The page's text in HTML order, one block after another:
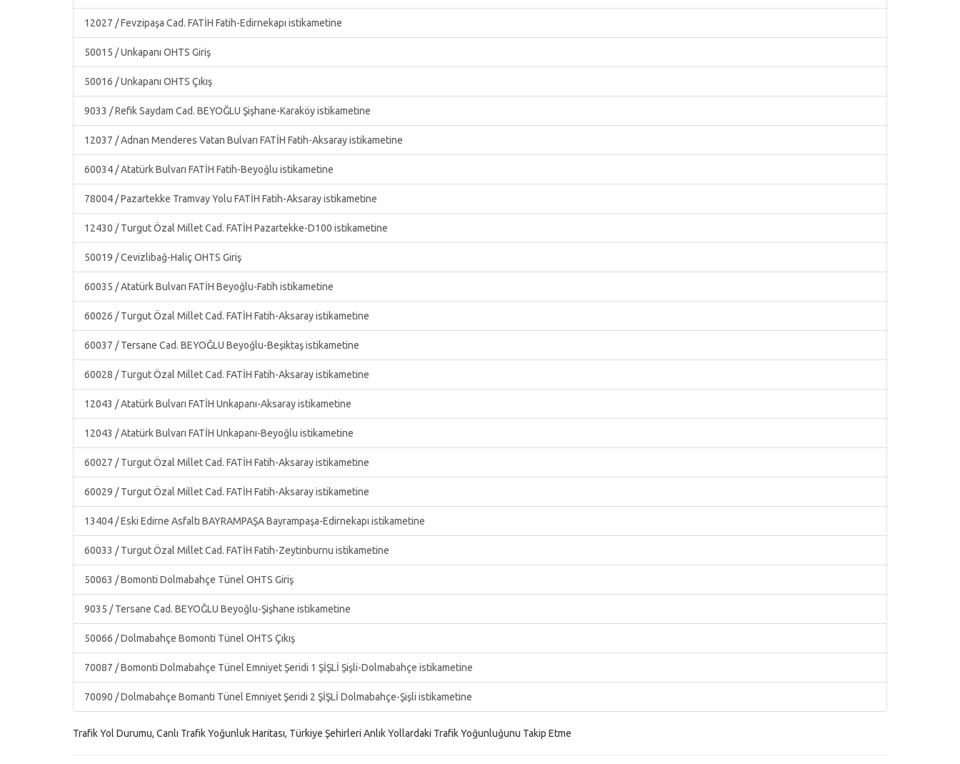
12027 / Fevzipaşa Cad. FATİH Fatih-Edirnekapı istikametine
50015 / Unkapanı OHTS Giriş
50016 / Unkapanı OHTS Çıkış
9033 / Refik Saydam Cad. BEYOĞLU Şişhane-Karaköy istikametine
12037 / Adnan Menderes Vatan Bulvarı FATİH Fatih-Aksaray istikametine
60034 / Atatürk Bulvarı FATİH Fatih-Beyoğlu istikametine
78004 / Pazartekke Tramvay Yolu FATİH Fatih-Aksaray istikametine
12430 / Turgut Özal Millet Cad. FATİH Pazartekke-D100 istikametine
50019 / Cevizlibağ-Haliç OHTS Giriş
60035 / Atatürk Bulvarı FATİH Beyoğlu-Fatih istikametine
60026 / Turgut Özal Millet Cad. FATİH Fatih-Aksaray istikametine
60037 / Tersane Cad. BEYOĞLU Beyoğlu-Beşiktaş istikametine
60028 / Turgut Özal Millet Cad. FATİH Fatih-Aksaray istikametine
12043 / Atatürk Bulvarı FATİH Unkapanı-Aksaray istikametine
12043 / Atatürk Bulvarı FATİH Unkapanı-Beyoğlu istikametine
60027 / Turgut Özal Millet Cad. FATİH Fatih-Aksaray istikametine
60029 / Turgut Özal Millet Cad. FATİH Fatih-Aksaray istikametine
13404 / Eski Edirne Asfaltı BAYRAMPAŞA Bayrampaşa-Edirnekapı istikametine
60033 / Turgut Özal Millet Cad. FATİH Fatih-Zeytinburnu istikametine
50063 / Bomonti Dolmabahçe Tünel OHTS Giriş
9035 / Tersane Cad. BEYOĞLU Beyoğlu-Şişhane istikametine
50066 / Dolmabahçe Bomonti Tünel OHTS Çıkış
70087 / Bomonti Dolmabahçe Tünel Emniyet Şeridi 1 ŞİŞLİ Şişli-Dolmabahçe istikametine
70090 / Dolmabahçe Bomanti Tünel Emniyet Şeridi 2 ŞİŞLİ Dolmabahçe-Şişli istikametine
Trafik Yol Durumu, Canlı Trafik Yoğunluk Haritası, Türkiye Şehirleri Anlık Yollardaki Trafik Yoğunluğunu Takip Etme